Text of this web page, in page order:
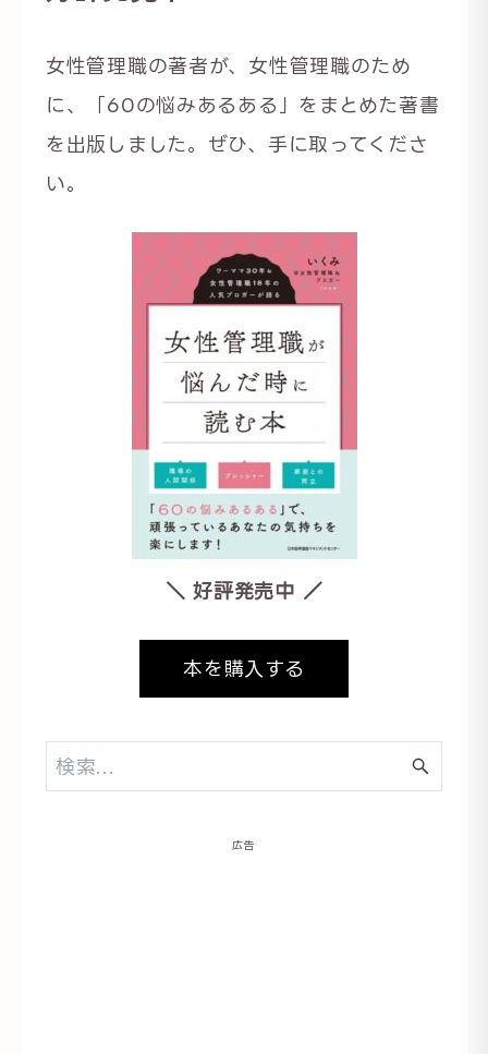
女性管理職の著者が、女性管理職のため
に、「60の悩みあるある」をまとめた著書
を出版しました。ぜひ、手に取ってくださ
い。
＼ 好評発売中 ／
本を購入する
広告